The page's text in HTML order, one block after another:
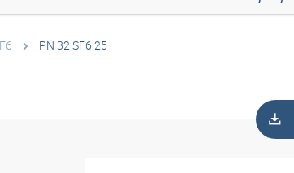
PN 32 SF6 25